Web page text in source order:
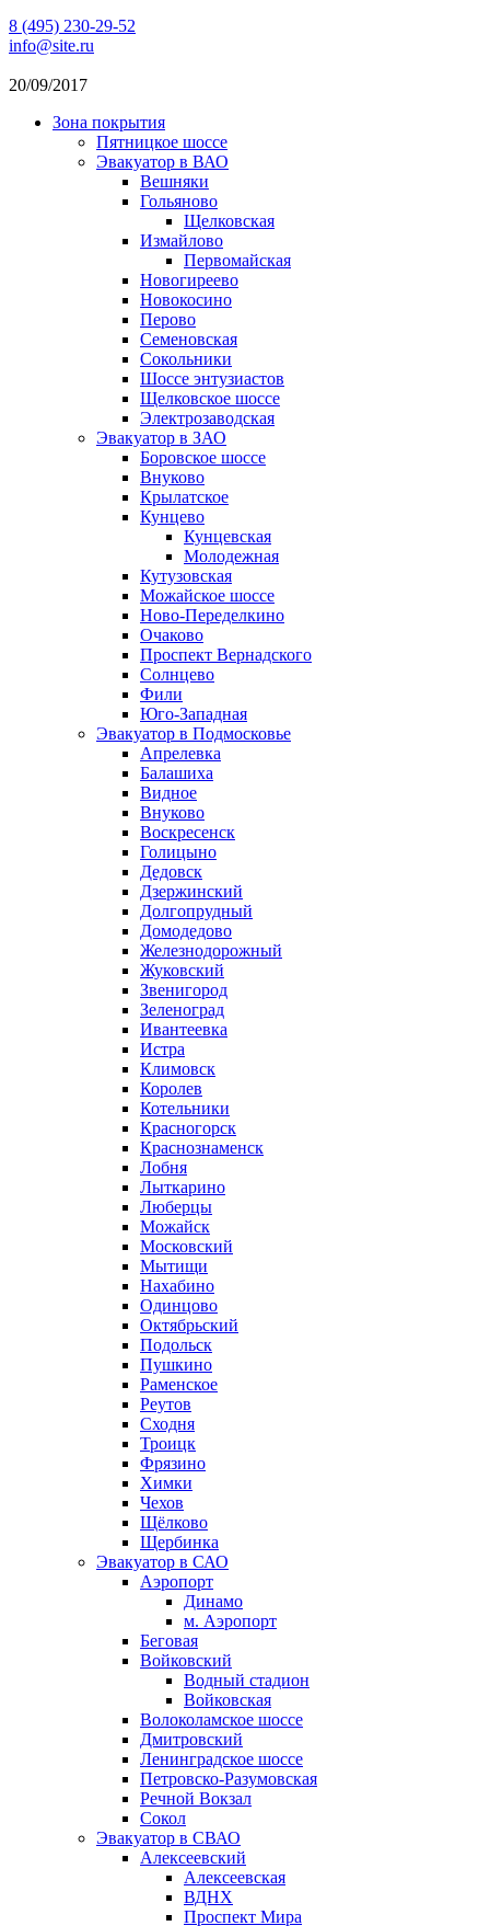
8 (495) 230-29-52
info@site.ru
20/09/2017
Зона покрытия
Пятницкое шоссе
Эвакуатор в ВАО
Вешняки
Гольяново
Щелковская
Измайлово
Первомайская
Новогиреево
Новокосино
Перово
Семеновская
Сокольники
Шоссе энтузиастов
Щелковское шоссе
Электрозаводская
Эвакуатор в ЗАО
Боровское шоссе
Внуково
Крылатское
Кунцево
Кунцевская
Молодежная
Кутузовская
Можайское шоссе
Ново-Переделкино
Очаково
Проспект Вернадского
Солнцево
Фили
Юго-Западная
Эвакуатор в Подмосковье
Апрелевка
Балашиха
Видное
Внуково
Воскресенск
Голицыно
Дедовск
Дзержинский
Долгопрудный
Домодедово
Железнодорожный
Жуковский
Звенигород
Зеленоград
Ивантеевка
Истра
Климовск
Королев
Котельники
Красногорск
Краснознаменск
Лобня
Лыткарино
Люберцы
Можайск
Московский
Мытищи
Нахабино
Одинцово
Октябрьский
Подольск
Пушкино
Раменское
Реутов
Сходня
Троицк
Фрязино
Химки
Чехов
Щёлково
Щербинка
Эвакуатор в САО
Аэропорт
Динамо
м. Аэропорт
Беговая
Войковский
Водный стадион
Войковская
Волоколамское шоссе
Дмитровский
Ленинградское шоссе
Петровско-Разумовская
Речной Вокзал
Сокол
Эвакуатор в СВАО
Алексеевский
Алексеевская
ВДНХ
Проспект Мира